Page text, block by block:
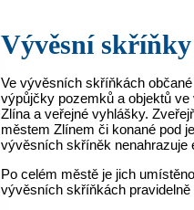
Vývěsní skříňky
Ve vývěsních skříňkách
výpůjčky pozemků a objektů
Zlína a veřejné vyhlášky.
městem Zlínem či konané pod
vývěsních skříněk nenahrazuje
Po celém městě je jich
vývěsních skříňkách